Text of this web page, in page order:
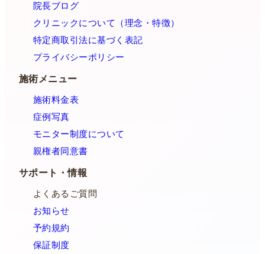
院長ブログ
クリニックについて（理念・特徴）
特定商取引法に基づく表記
プライバシーポリシー
施術メニュー
施術料金表
症例写真
モニター制度について
親権者同意書
サポート・情報
よくあるご質問
お知らせ
予約規約
保証制度